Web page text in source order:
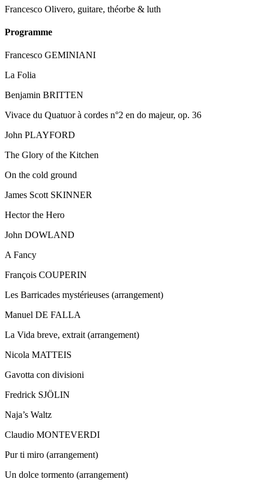
Francesco Olivero, guitare, théorbe & luth
Programme
Francesco GEMINIANI
La Folia
Benjamin BRITTEN
Vivace du Quatuor à cordes n°2 en do majeur, op. 36
John PLAYFORD
The Glory of the Kitchen
On the cold ground
James Scott SKINNER
Hector the Hero
John DOWLAND
A Fancy
François COUPERIN
Les Barricades mystérieuses (arrangement)
Manuel DE FALLA
La Vida breve, extrait (arrangement)
Nicola MATTEIS
Gavotta con divisioni
Fredrick SJÖLIN
Naja’s Waltz
Claudio MONTEVERDI
Pur ti miro (arrangement)
Un dolce tormento (arrangement)